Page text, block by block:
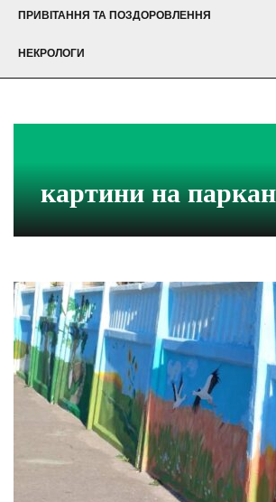
ПРИВІТАННЯ ТА ПОЗДОРОВЛЕННЯ
НЕКРОЛОГИ
картини на